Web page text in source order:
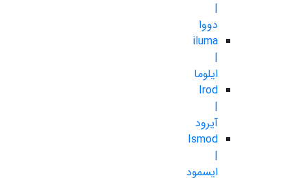
|
دووا
iluma
|
ایلوما
Irod
|
آیرود
Ismod
|
ایسمود